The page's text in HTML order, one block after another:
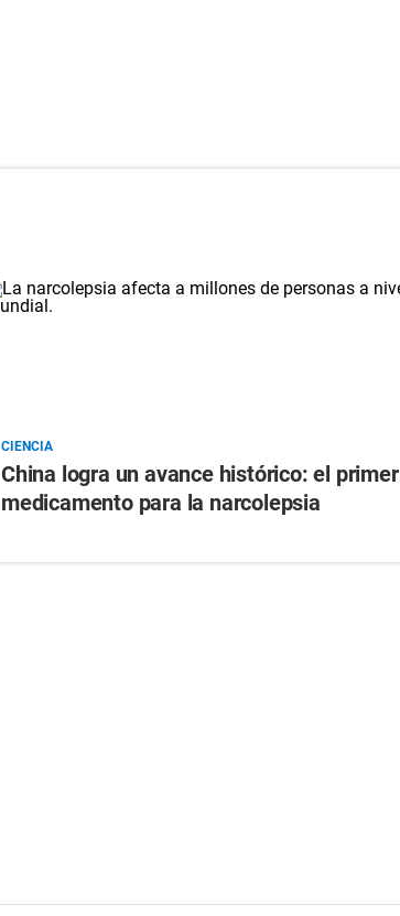
CIENCIA
China logra un avance histórico: el primer
medicamento para la narcolepsia